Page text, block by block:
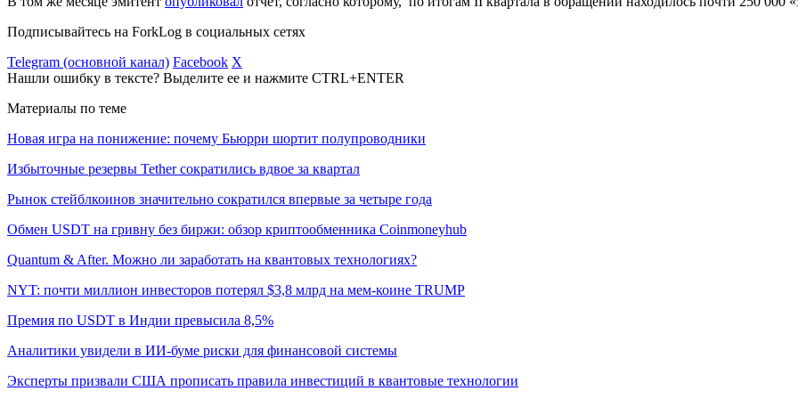
Подписывайтесь на ForkLog в социальных сетях
Telegram (основной канал) Facebook X
Нашли ошибку в тексте? Выделите ее и нажмите CTRL+ENTER
Материалы по теме
Новая игра на понижение: почему Бьюрри шортит полупроводники
Избыточные резервы Tether сократились вдвое за квартал
Рынок стейблкоинов значительно сократился впервые за четыре года
Обмен USDT на гривну без биржи: обзор криптообменника Coinmoneyhub
Quantum & After. Можно ли заработать на квантовых технологиях?
NYT: почти миллион инвесторов потерял $3,8 млрд на мем-коине TRUMP
Премия по USDT в Индии превысила 8,5%
Аналитики увидели в ИИ-буме риски для финансовой системы
Эксперты призвали США прописать правила инвестиций в квантовые технологии